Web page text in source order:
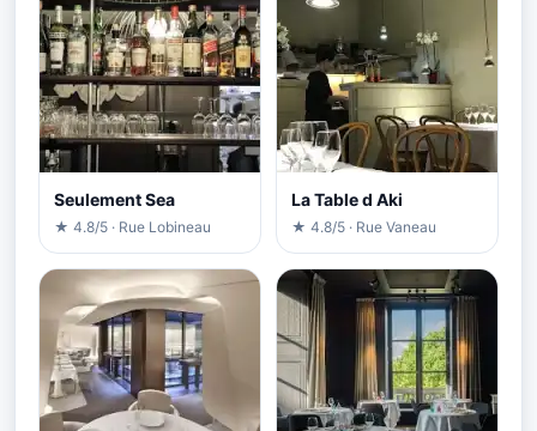
Seulement Sea
★ 4.8/5 · Rue Lobineau
La Table d Aki
★ 4.8/5 · Rue Vaneau